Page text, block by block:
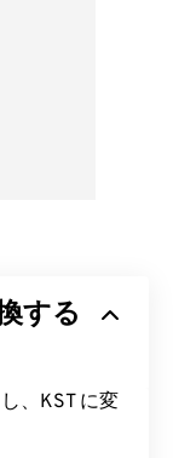
する
、KST に変